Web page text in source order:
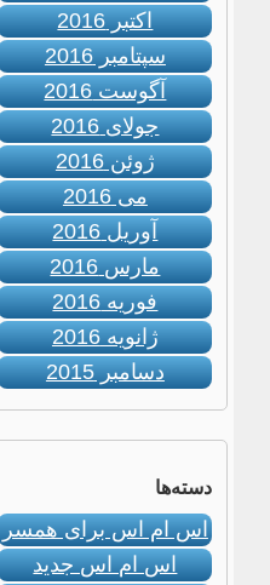
اکتبر 2016
سپتامبر 2016
آگوست 2016
جولای 2016
ژوئن 2016
می 2016
آوریل 2016
مارس 2016
فوریه 2016
ژانویه 2016
دسامبر 2015
دسته‌ها
اس ام اس برای همسر
اس ام اس جدید